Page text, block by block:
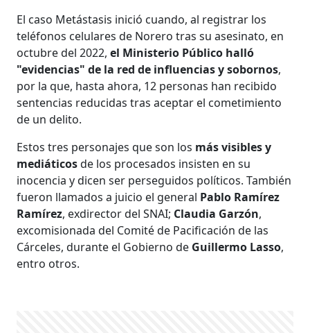
El caso Metástasis inició cuando, al registrar los
teléfonos celulares de Norero tras su asesinato, en
octubre del 2022,el Ministerio Público halló
"evidencias" de la red de influencias y sobornos,
por la que, hasta ahora, 12 personas han recibido
sentencias reducidas tras aceptar el cometimiento
de un delito.
Estos tres personajes que son los más visibles y
mediáticosde los procesados insisten en su
inocencia y dicen ser perseguidos políticos. También
fueron llamados a juicio el general Pablo Ramírez
Ramírez, exdirector del SNAI; Claudia Garzón,
excomisionada del Comité de Pacificación de las
Cárceles, durante el Gobierno de Guillermo Lasso,
entro otros.